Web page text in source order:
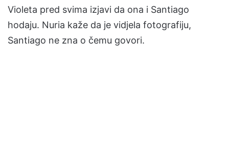
Violeta pred svima izjavi da ona i Santiago
hodaju. Nuria kaže da je vidjela fotografiju,
Santiago ne zna o čemu govori.